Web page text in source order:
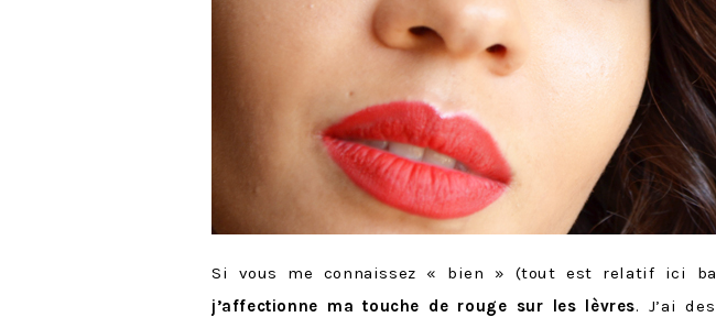
Si vous me connaissez « bien » (tout est relatif ici
j’affectionne ma touche de rouge sur les lèvres. J’ai